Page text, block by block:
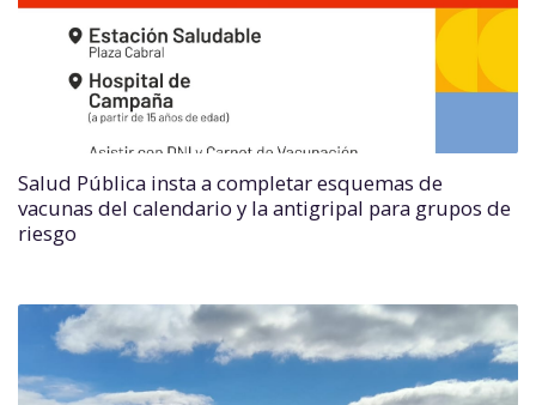
Salud Pública insta a completar esquemas de
vacunas del calendario y la antigripal para grupos de
riesgo